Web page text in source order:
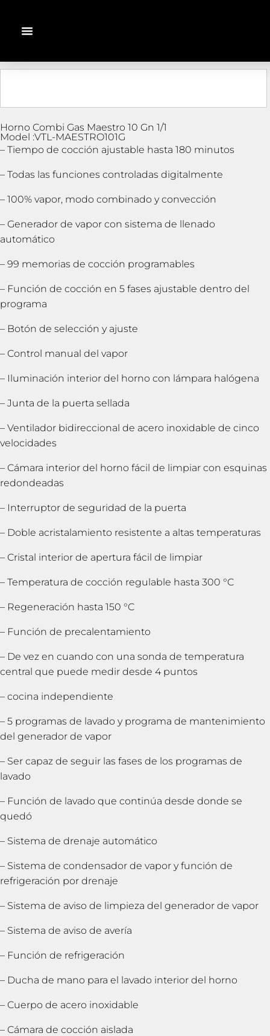
Horno Combi Gas Maestro 10 Gn 1/1
Model :VTL-MAESTRO101G
– Tiempo de cocción ajustable hasta 180 minutos
– Todas las funciones controladas digitalmente
– 100% vapor, modo combinado y convección
– Generador de vapor con sistema de llenado
automático
– 99 memorias de cocción programables
– Función de cocción en 5 fases ajustable dentro del
programa
– Botón de selección y ajuste
– Control manual del vapor
– Iluminación interior del horno con lámpara halógena
– Junta de la puerta sellada
– Ventilador bidireccional de acero inoxidable de cinco
velocidades
– Cámara interior del horno fácil de limpiar con esquinas
redondeadas
– Interruptor de seguridad de la puerta
– Doble acristalamiento resistente a altas temperaturas
– Cristal interior de apertura fácil de limpiar
– Temperatura de cocción regulable hasta 300 °C
– Regeneración hasta 150 °C
– Función de precalentamiento
– De vez en cuando con una sonda de temperatura
central que puede medir desde 4 puntos
– cocina independiente
– 5 programas de lavado y programa de mantenimiento
del generador de vapor
– Ser capaz de seguir las fases de los programas de
lavado
– Función de lavado que continúa desde donde se
quedó
– Sistema de drenaje automático
– Sistema de condensador de vapor y función de
refrigeración por drenaje
– Sistema de aviso de limpieza del generador de vapor
– Sistema de aviso de avería
– Función de refrigeración
– Ducha de mano para el lavado interior del horno
– Cuerpo de acero inoxidable
– Cámara de cocción aislada